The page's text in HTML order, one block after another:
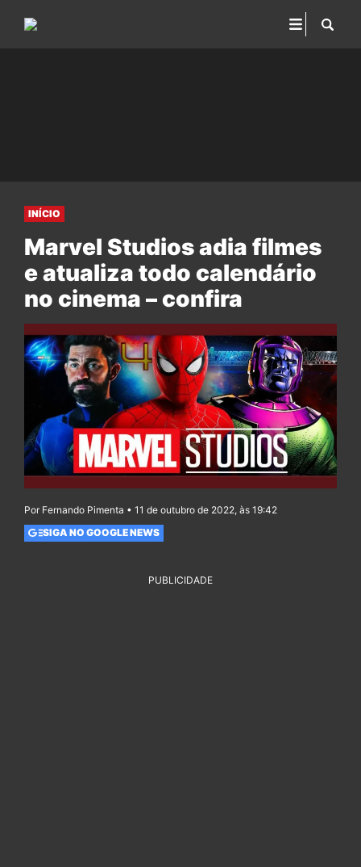
INÍCIO
Marvel Studios adia filmes
e atualiza todo calendário
no cinema – confira
Por Fernando Pimenta • 11 de outubro de 2022, às 19:42
SIGA NO GOOGLE NEWS
PUBLICIDADE